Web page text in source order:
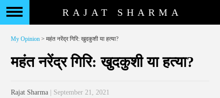
RAJAT SHARMA
My Opinion > महंत नरेंद्र गिरि: खुदकुशी या हत्या?
महंत नरेंद्र गिरि: खुदकुशी या हत्या?
Rajat Sharma | September 21, 2021